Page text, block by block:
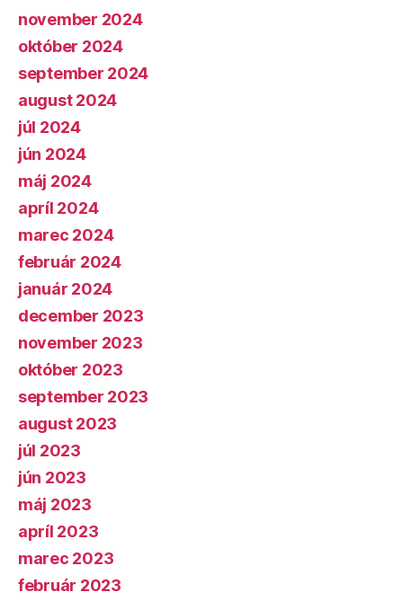
november 2024
október 2024
september 2024
august 2024
júl 2024
jún 2024
máj 2024
apríl 2024
marec 2024
február 2024
január 2024
december 2023
november 2023
október 2023
september 2023
august 2023
júl 2023
jún 2023
máj 2023
apríl 2023
marec 2023
február 2023